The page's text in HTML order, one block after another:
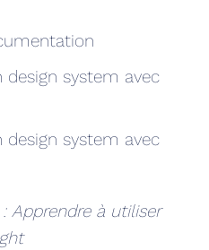
system avec
system avec
Apprendre à utiliser